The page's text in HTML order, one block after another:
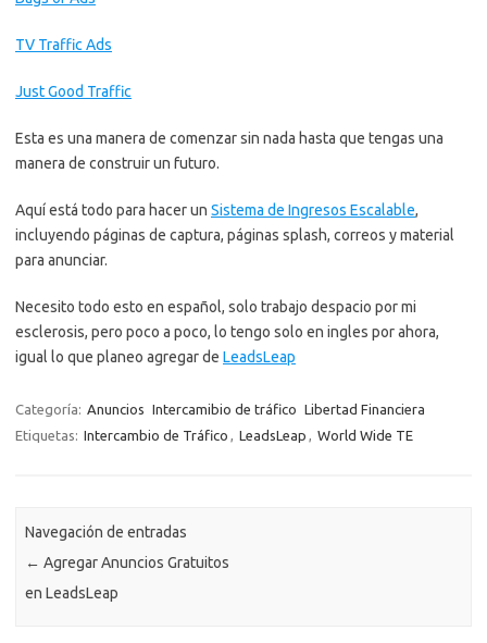
TV Traffic Ads
Just Good Traffic
Esta es una manera de comenzar sin nada hasta que tengas una
manera de construir un futuro.
Aquí está todo para hacer un Sistema de Ingresos Escalable,
incluyendo páginas de captura, páginas splash, correos y material
para anunciar.
Necesito todo esto en español, solo trabajo despacio por mi
esclerosis, pero poco a poco, lo tengo solo en ingles por ahora,
igual lo que planeo agregar de LeadsLeap
Categoría: Anuncios Intercamibio de tráfico Libertad Financiera
Etiquetas: Intercambio de Tráfico , LeadsLeap , World Wide TE
Navegación de entradas
← Agregar Anuncios Gratuitos
en LeadsLeap